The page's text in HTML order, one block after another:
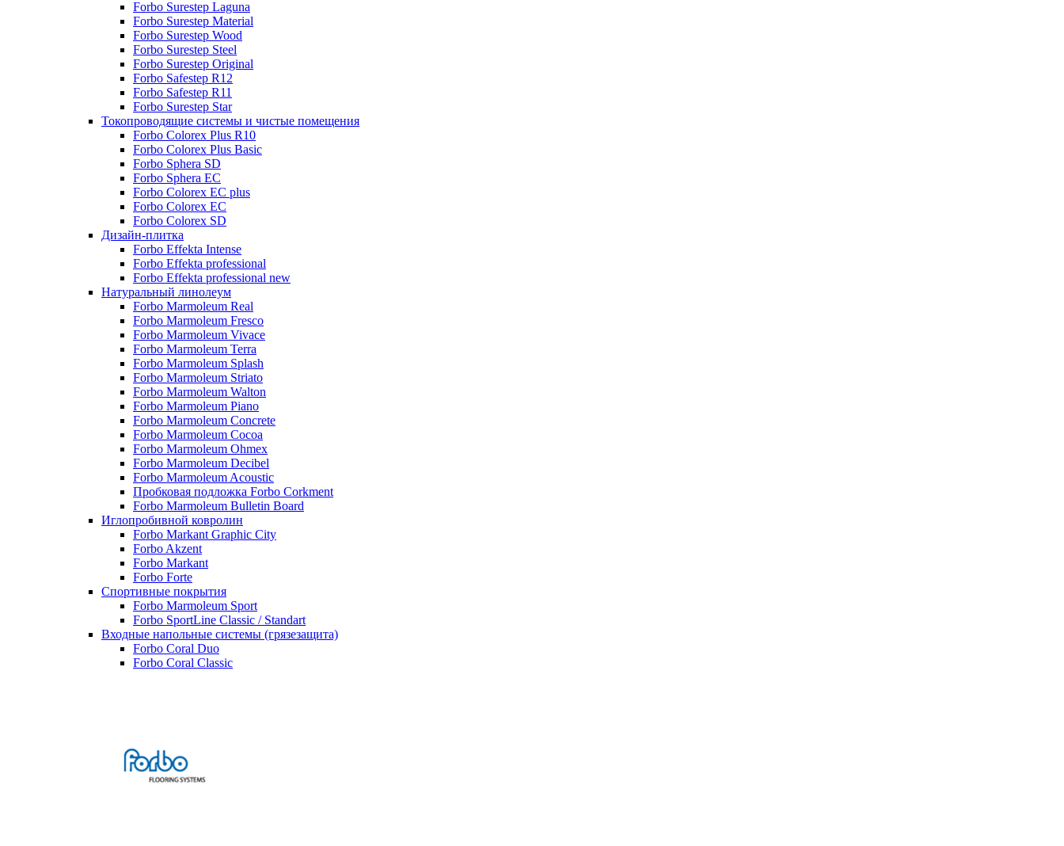
Forbo Surestep Laguna
Forbo Surestep Material
Forbo Surestep Wood
Forbo Surestep Steel
Forbo Surestep Original
Forbo Safestep R12
Forbo Safestep R11
Forbo Surestep Star
Токопроводящие системы и чистые помещения
Forbo Colorex Plus R10
Forbo Colorex Plus Basic
Forbo Sphera SD
Forbo Sphera EC
Forbo Colorex EC plus
Forbo Colorex EC
Forbo Colorex SD
Дизайн-плитка
Forbo Effekta Intense
Forbo Effekta professional
Forbo Effekta professional new
Натуральный линолеум
Forbo Marmoleum Real
Forbo Marmoleum Fresco
Forbo Marmoleum Vivace
Forbo Marmoleum Terra
Forbo Marmoleum Splash
Forbo Marmoleum Striato
Forbo Marmoleum Walton
Forbo Marmoleum Piano
Forbo Marmoleum Concrete
Forbo Marmoleum Cocoa
Forbo Marmoleum Ohmex
Forbo Marmoleum Decibel
Forbo Marmoleum Acoustic
Пробковая подложка Forbo Corkment
Forbo Marmoleum Bulletin Board
Иглопробивной ковролин
Forbo Markant Graphic City
Forbo Akzent
Forbo Markant
Forbo Forte
Спортивные покрытия
Forbo Marmoleum Sport
Forbo SportLine Classic / Standart
Входные напольные системы (грязезащита)
Forbo Coral Duo
Forbo Coral Classic